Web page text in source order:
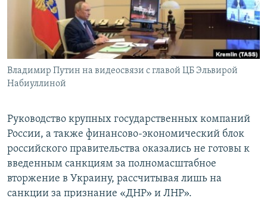
ПОБЕДИТЕЛЕЙ НЕ СУДЯТ?
КРЫМ.НЕПОКОРЕННЫЙ
ELIFBE
УКРАИНСКАЯ ПРОБЛЕМА КРЫМА
ПРИСОЕДИНЯЙТЕСЬ!
Все сайты RFE/RL
Владимир Путин на видеосвязи с главой ЦБ Эльвирой
Набиуллиной
Руководство крупных государственных компаний
России, а также финансово-экономический блок
российского правительства оказались не готовы к
введенным санкциям за полномасштабное
вторжение в Украину, рассчитывая лишь на
санкции за признание «ДНР» и ЛНР».